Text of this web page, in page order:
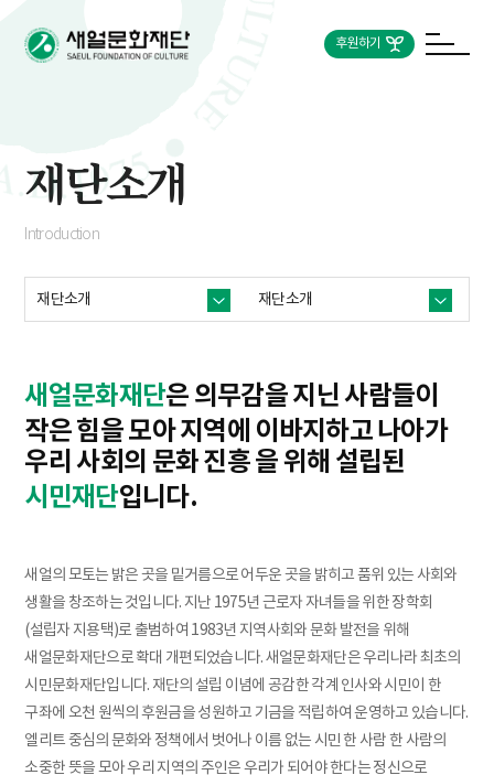
후원하기
재단소개
Introduction
재단소개 재단소개
새얼문화재단은 의무감을 지닌 사람들이
작은 힘을 모아지역에 이바지하고 나아가
우리 사회의 문화 진흥 을 위해 설립된
시민재단입니다.
새얼의 모토는 밝은 곳을 밑거름으로 어두운 곳을 밝히고 품위 있는 사회와
생활을 창조하는 것입니다. 지난 1975년 근로자 자녀들을 위한 장학회
(설립자 지용택)로 출범하여 1983년 지역사회와 문화 발전을 위해
새얼문화재단으로 확대 개편되었습니다. 새얼문화재단은 우리나라 최초의
시민문화재단입니다. 재단의 설립 이념에 공감한 각계 인사와 시민이 한
구좌에 오천 원씩의 후원금을 성원하고 기금을 적립하여 운영하고 있습니다.
엘리트 중심의 문화와 정책에서 벗어나 이름 없는 시민 한 사람 한 사람의
소중한 뜻을 모아 우리 지역의 주인은 우리가 되어야 한다는 정신으로